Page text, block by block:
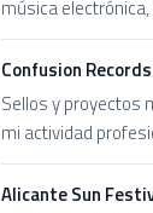
música
Confusion
Sellos y proyectos
mi actividad
Alicante Sun